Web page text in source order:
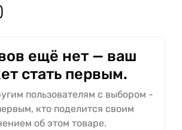
ещё нет — ваш
стать первым.
пользователям с выбором -
кто поделится своим
об этом товаре.